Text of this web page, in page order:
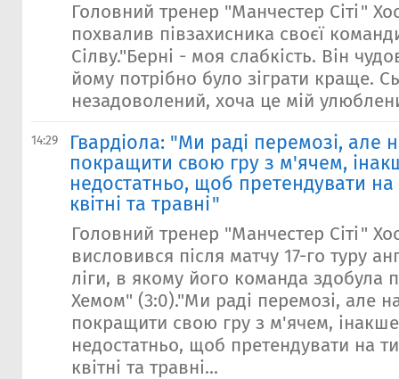
Головний тренер "Манчестер Сіті"
похвалив півзахисника своєї
Сілву."Берні - моя слабкість. Він
йому потрібно було зіграти краще.
незадоволений, хоча це мій
14:29
Гвардіола: "Ми раді перемозі, але
покращити свою гру з м'ячем,
недостатньо, щоб претендувати на
квітні та травні"
Головний тренер "Манчестер Сіті"
висловився після матчу 17-го туру
ліги, в якому його команда здобула
Хемом" (3:0)."Ми раді перемозі, але
покращити свою гру з м'ячем,
недостатньо, щоб претендувати на
квітні та травні...